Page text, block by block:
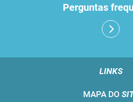
Perguntas
LINKS
MAPA DO